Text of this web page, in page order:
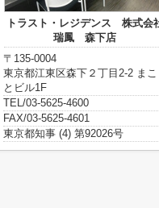
トラスト・レジデンス 株式会
瑞鳳 森下店
〒135-0004
東京都江東区森下２丁目2-2 まこ
とビル1F
TEL/03-5625-4600
FAX/03-5625-4601
東京都知事 (4) 第92026号